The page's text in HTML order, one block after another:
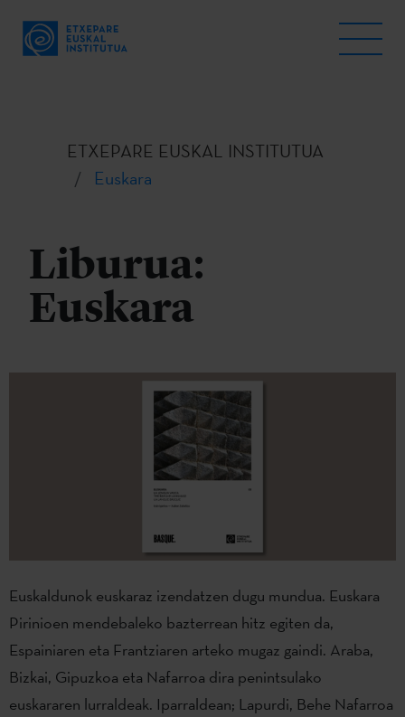
ETXEPARE EUSKAL INSTITUTUA
Euskara
Liburua:
Euskara
Euskaldunok euskaraz izendatzen dugu mundua. Euskara
Pirinioen mendebaleko bazterrean hitz egiten da,
Espainiaren eta Frantziaren arteko mugaz gaindi. Araba,
Bizkai, Gipuzkoa eta Nafarroa dira penintsulako
euskararen lurraldeak. Iparraldean; Lapurdi, Behe Nafarroa